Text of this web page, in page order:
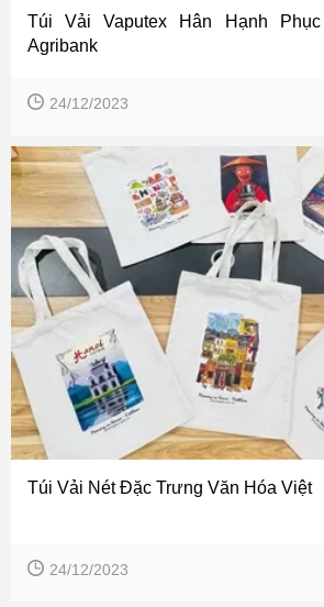
Túi Vải Vaputex Hân Hạnh
Agribank
24/12/2023
Túi Vải Nét Đặc Trưng Văn Hóa Việt
24/12/2023